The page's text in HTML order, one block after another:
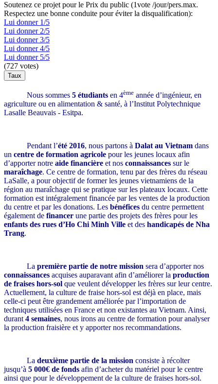
Soutenez ce projet pour le Prix du public (1vote /jour/pers.max.
Respectez une bonne conduite pour éviter la disqualification):
Lui donner 1/5
Lui donner 2/5
Lui donner 3/5
Lui donner 4/5
Lui donner 5/5
(727 votes)
Nous sommes5 étudiants en 4ème année d’ingénieur, en
agriculture ou en alimentation & santé, à l’Institut Polytechnique
Lasalle Beauvais - Esitpa.
Pendant l’été 2016, nous partons àDalat au Vietnam dans
un centre de formation agricole pour les jeunes locaux afin
d’apporter notre aide financière et nos connaissances sur le
maraîchage. Ce centre de formation, tenu par des frères du réseau
LaSalle, a pour objectif de former les jeunes vietnamiens de la
région au maraîchage qui se pratique sur les plateaux locaux. Cette
formation est intégralement financée par les ventes de la production
du centre et par les donations. Les bénéfices du centre permettent
également de financer une partie des projets des frères pour les
enfants des rues d’Ho Chi Minh Ville et des handicapés de Nha
Trang.
Lapremière partie de notre mission sera d’apporter nos
connaissances acquises auparavant afin d’améliorer la production
de fraises hors-sol que veulent développer les frères sur leur centre.
Actuellement, la culture de fraise hors-sol est déjà en place, mais
celle-ci peut être grandement améliorée par l’importation de
techniques utilisées en France et non existantes au Vietnam. Ainsi,
durant 4 semaines, nous irons au centre de formation pour analyser
la production fraisière et y apporter nos recommandations.
Ladeuxième partie de la mission consiste à récolter
jusqu’à 5 000€ de fonds afin d’acheter du matériel pour le centre
ainsi que pour le développement de la culture de fraises hors-sol.